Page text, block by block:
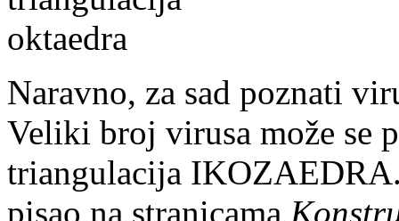
Naravno, za sad poznati
Veliki broj virusa može se
triangulacija
pisao na stranicama